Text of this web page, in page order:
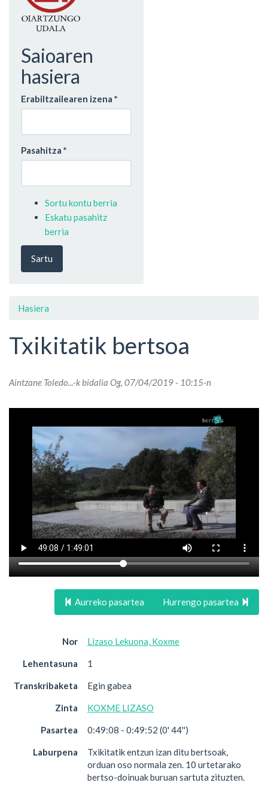
Saioaren
hasiera
Erabiltzailearen izena *
Pasahitza *
Sortu kontu berria
Eskatu pasahitz
berria
Sartu
Hasiera
Txikitatik bertsoa
Aintzane Toledo...-k bidalia Og, 07/04/2019 - 10:15-n
Aurreko pasartea Hurrengo pasartea
Nor Lizaso Lekuona, Koxme
Lehentasuna 1
Transkribaketa Egin gabea
Zinta KOXME LIZASO
Pasartea 0:49:08 - 0:49:52 (0' 44'')
Laburpena
Txikitatik entzun izan ditu bertsoak,
orduan oso normala zen. 10 urtetarako
bertso-doinuak buruan sartuta zituzten.